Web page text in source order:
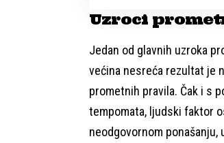
Uzroci
Jedan od glavnih uzroka
većina nesreća rezultat je
prometnih pravila. Čak i s
tempomata, ljudski faktor
neodgovornom